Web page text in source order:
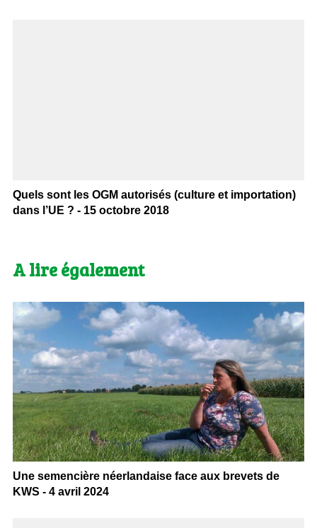
Quels sont les OGM autorisés (culture et importation)
dans l’UE ? - 15 octobre 2018
A lire également
Une semencière néerlandaise face aux brevets de
KWS - 4 avril 2024